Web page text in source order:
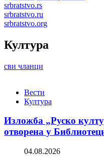
srbratstvo.rs
srbratstvo.ru
srbratstvo.org
Култура
сви чланци
Вести
Култура
Изложба „Руско
отворена у
04.08.2026